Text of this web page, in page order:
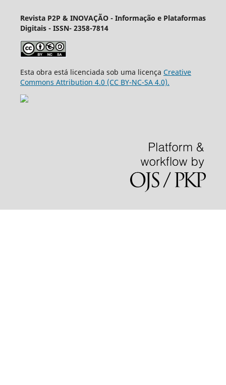
Revista P2P & INOVAÇÃO - Informação e Plataformas
Digitais - ISSN- 2358-7814
Esta obra está licenciada sob uma licença Creative
Commons Attribution 4.0 (CC BY-NC-SA 4.0).